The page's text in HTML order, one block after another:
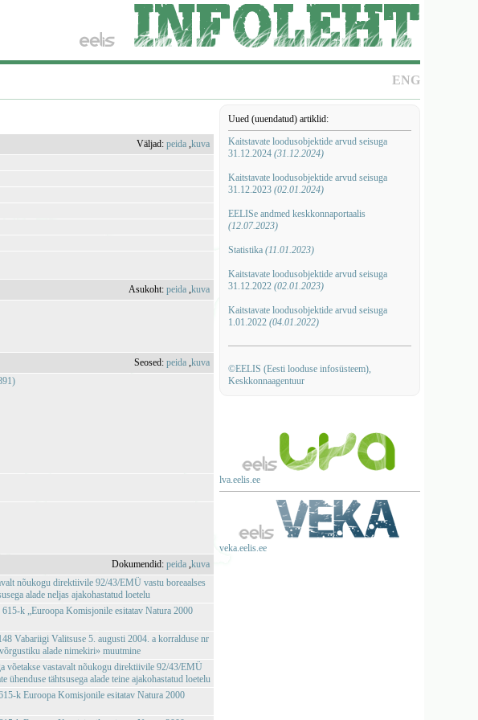
ENG
Uued (uuendatud) artiklid:
Kaitstavate loodusobjektide arvud seisuga
31.12.2024 (31.12.2024)
Kaitstavate loodusobjektide arvud seisuga
31.12.2023 (02.01.2024)
EELISe andmed keskkonnaportaalis
(12.07.2023)
Statistika (11.01.2023)
Kaitstavate loodusobjektide arvud seisuga
31.12.2022 (02.01.2023)
Kaitstavate loodusobjektide arvud seisuga
1.01.2022 (04.01.2022)
©EELIS (Eesti looduse infosüsteem),
Keskkonnaagentuur
lva.eelis.ee
veka.eelis.ee
Väljad:peida ,kuva
Asukoht:peida ,kuva
Seosed:peida ,kuva
Dokumendid:peida ,kuva
nõukogu direktiivile 92/43/EMÜ vastu boreaalses
alade neljas ajakohastatud loetelu
k „Euroopa Komisjonile esitatav Natura 2000
Vabariigi Valitsuse 5. augusti 2004. a korralduse nr
alade nimekiri» muutmine
vastavalt nõukogu direktiivile 92/43/EMÜ
ühenduse tähtsusega alade teine ajakohastatud loetelu
k Euroopa Komisjonile esitatav Natura 2000